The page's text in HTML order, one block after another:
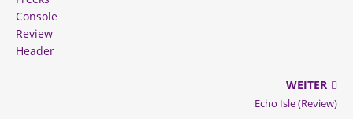
WEITER
Echo Isle (Review)